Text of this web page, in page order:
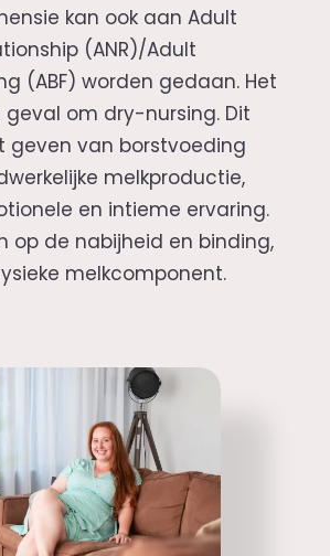
kan ook aan Adult
(ANR)/Adult
(ABF) worden gedaan. Het
om dry-nursing. Dit
geven van borstvoeding
melkproductie,
en intieme ervaring.
op de nabijheid en binding,
melkcomponent.